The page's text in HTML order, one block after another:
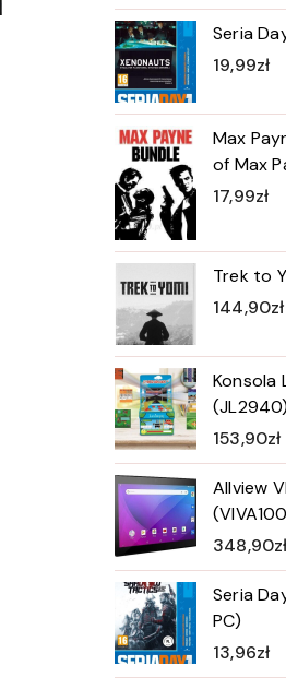
Seria
19,99zł
Max
of Max
17,99zł
Trek to
144,90zł
Konsola
(JL2940)
153,90zł
Allview
348,90zł
Seria
PC)
13,96zł